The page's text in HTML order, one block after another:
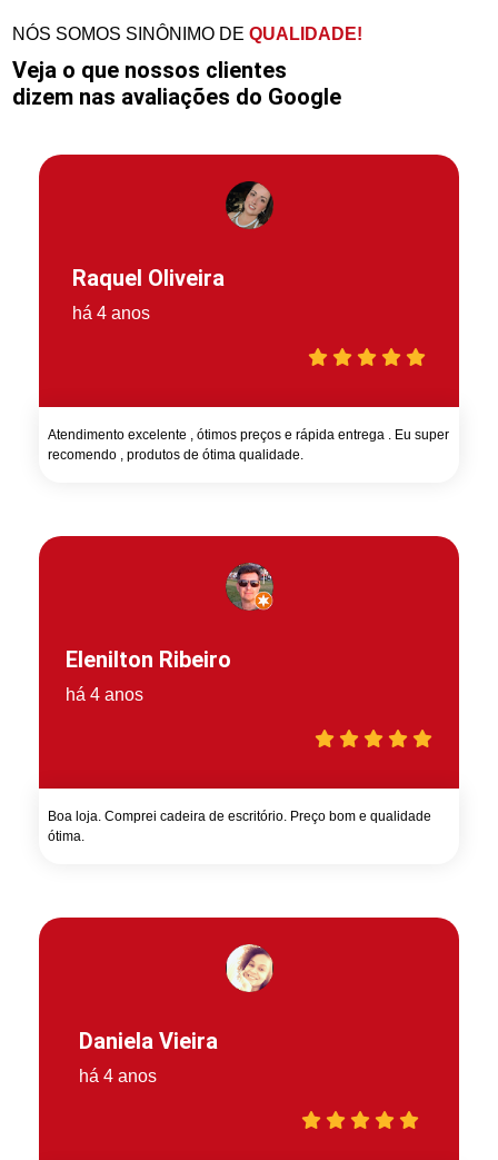
NÓS SOMOS SINÔNIMO DEQUALIDADE!
Veja o que nossos clientes
dizem nas avaliações do Google
Raquel Oliveira
há 4 anos
Atendimento excelente , ótimos preços e rápida entrega . Eu super
recomendo , produtos de ótima qualidade.
Elenilton Ribeiro
há 4 anos
Boa loja. Comprei cadeira de escritório. Preço bom e qualidade
ótima.
Daniela Vieira
há 4 anos